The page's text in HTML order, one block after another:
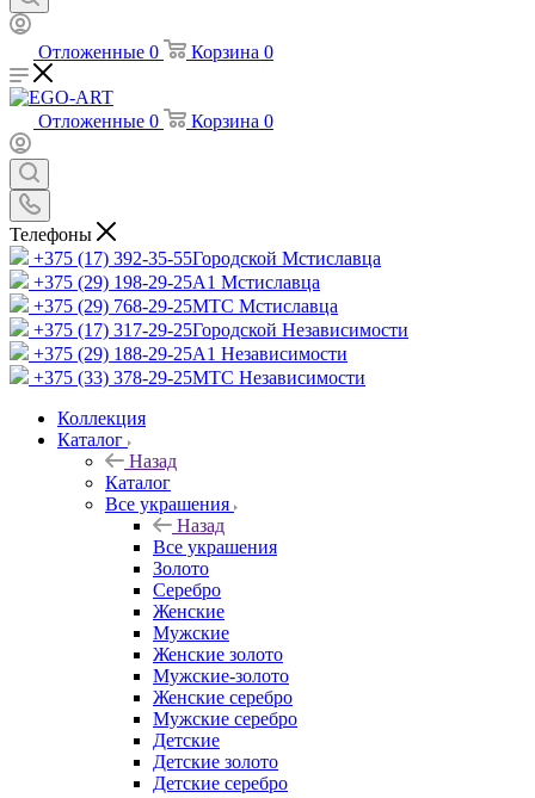
Отложенные 0 Корзина 0
Отложенные 0 Корзина 0
Телефоны
+375 (17) 392-35-55Городской Мстиславца
+375 (29) 198-29-25A1 Мстиславца
+375 (29) 768-29-25МТС Мстиславца
+375 (17) 317-29-25Городской Независимости
+375 (29) 188-29-25A1 Независимости
+375 (33) 378-29-25МТС Независимости
Коллекция
Каталог
Назад
Каталог
Все украшения
Назад
Все украшения
Золото
Серебро
Женские
Мужские
Женские золото
Мужские-золото
Женские серебро
Мужские серебро
Детские
Детские золото
Детские серебро